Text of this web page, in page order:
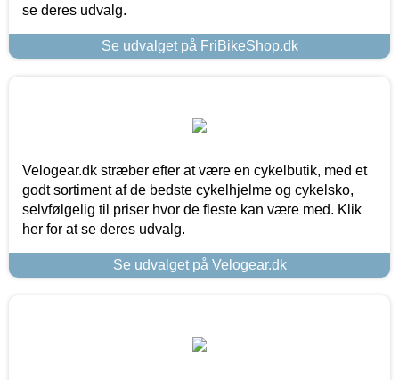
se deres udvalg.
Se udvalget på FriBikeShop.dk
Velogear.dk stræber efter at være en cykelbutik, med et
godt sortiment af de bedste cykelhjelme og cykelsko,
selvfølgelig til priser hvor de fleste kan være med. Klik
her for at se deres udvalg.
Se udvalget på Velogear.dk